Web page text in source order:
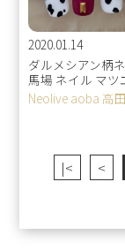
2020.01.14
ダルメシアン柄
馬場 ネイル マツ
Neolive aoba 高
|< <